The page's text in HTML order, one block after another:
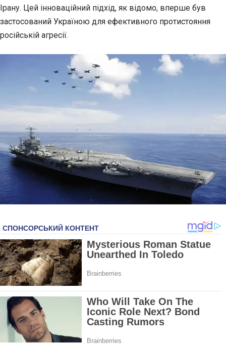
Ірану. Цей інноваційний підхід, як відомо, вперше був
застосований Україною для ефективного протистояння
російській агресії.